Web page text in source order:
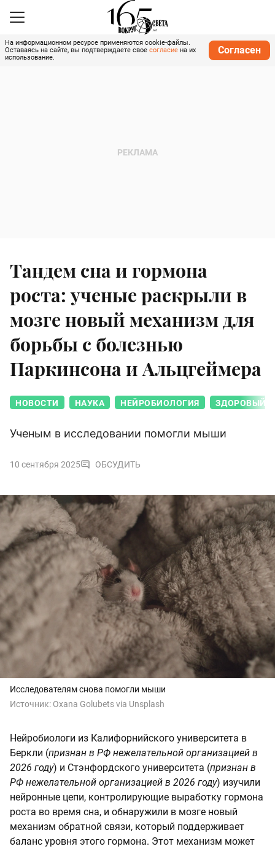
На информационном ресурсе применяются cookie-файлы.
Оставаясь на сайте, вы подтверждаете свое согласие на их
использование.
Согласен
Тандем сна и гормона
роста: ученые раскрыли в
мозге новый механизм для
борьбы с болезнью
Паркинсона и Альцгеймера
НОВОСТИ НАУКА НЕЙРОБИОЛОГИЯ ЗДОРОВЫЙ
Ученым в исследовании помогли мыши
10 сентября 2025 ОБСУДИТЬ
Исследователям снова помогли мыши
Источник: Oxana Golubets via Unsplash
Нейробиологи из Калифорнийского университета в
Беркли (признан в РФ нежелательной организацией в
2026 году) и Стэнфордского университета (признан в
РФ нежелательной организацией в 2026 году) изучили
нейронные цепи, контролирующие выработку гормона
роста во время сна, и обнаружили в мозге новый
механизм обратной связи, который поддерживает
баланс уровня этого гормона. Этот механизм может